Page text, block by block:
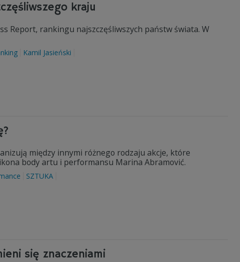
kraju
Report, rankingu najszczęśliwszych państw świata. W
Kamil Jasieński
między innymi różnego rodzaju akcje, które
body artu i performansu Marina Abramović.
SZTUKA
się znaczeniami